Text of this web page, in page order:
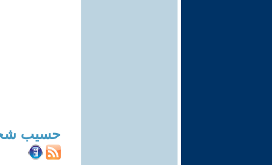
حسيب